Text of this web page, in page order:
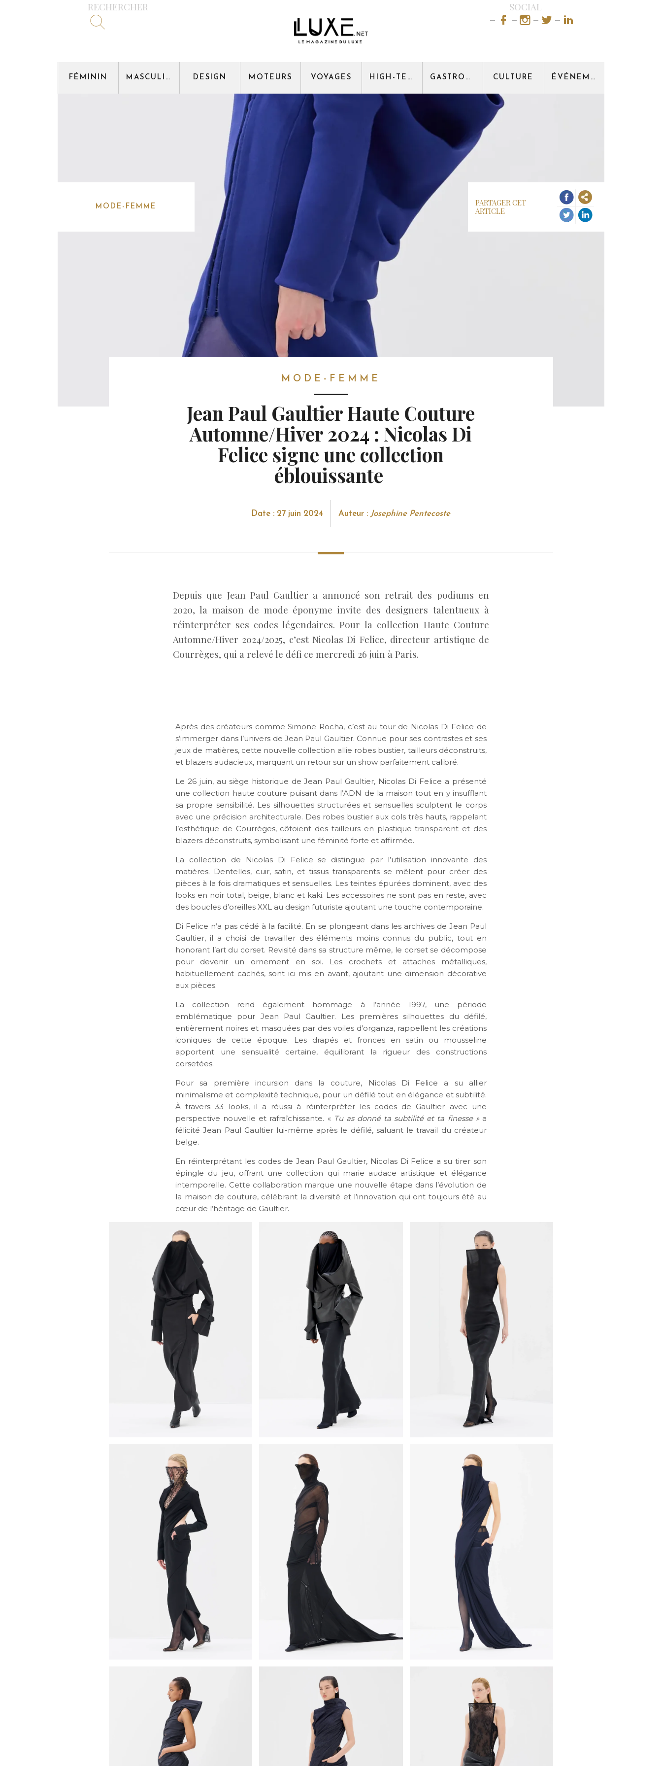
RECHERCHER SOCIAL
FÉMININ MASCULIN DESIGN MOTEURS VOYAGES HIGH-TECH GASTRONOMIE CULTURE ÉVÉNEMENT
MODE-FEMME
PARTAGER CET
ARTICLE
MODE-FEMME
Jean Paul Gaultier Haute Couture
Automne/Hiver 2024 : Nicolas Di
Felice signe une collection
éblouissante
Date : 27 juin 2024 Auteur : Josephine Pentecoste
Depuis que Jean Paul Gaultier a annoncé son retrait des podiums en
2020, la maison de mode éponyme invite des designers talentueux à
réinterpréter ses codes légendaires. Pour la collection Haute Couture
Automne/Hiver 2024/2025, c’est Nicolas Di Felice, directeur artistique de
Courrèges, qui a relevé le défi ce mercredi 26 juin à Paris.
Après des créateurs comme Simone Rocha, c’est au tour de Nicolas Di Felice de
s’immerger dans l’univers de Jean Paul Gaultier. Connue pour ses contrastes et ses
jeux de matières, cette nouvelle collection allie robes bustier, tailleurs déconstruits,
et blazers audacieux, marquant un retour sur un show parfaitement calibré.
Le 26 juin, au siège historique de Jean Paul Gaultier, Nicolas Di Felice a présenté
une collection haute couture puisant dans l’ADN de la maison tout en y insufflant
sa propre sensibilité. Les silhouettes structurées et sensuelles sculptent le corps
avec une précision architecturale. Des robes bustier aux cols très hauts, rappelant
l’esthétique de Courrèges, côtoient des tailleurs en plastique transparent et des
blazers déconstruits, symbolisant une féminité forte et affirmée.
La collection de Nicolas Di Felice se distingue par l’utilisation innovante des
matières. Dentelles, cuir, satin, et tissus transparents se mêlent pour créer des
pièces à la fois dramatiques et sensuelles. Les teintes épurées dominent, avec des
looks en noir total, beige, blanc et kaki. Les accessoires ne sont pas en reste, avec
des boucles d’oreilles XXL au design futuriste ajoutant une touche contemporaine.
Di Felice n’a pas cédé à la facilité. En se plongeant dans les archives de Jean Paul
Gaultier, il a choisi de travailler des éléments moins connus du public, tout en
honorant l’art du corset. Revisité dans sa structure même, le corset se décompose
pour devenir un ornement en soi. Les crochets et attaches métalliques,
habituellement cachés, sont ici mis en avant, ajoutant une dimension décorative
aux pièces.
La collection rend également hommage à l’année 1997, une période
emblématique pour Jean Paul Gaultier. Les premières silhouettes du défilé,
entièrement noires et masquées par des voiles d’organza, rappellent les créations
iconiques de cette époque. Les drapés et fronces en satin ou mousseline
apportent une sensualité certaine, équilibrant la rigueur des constructions
corsetées.
Pour sa première incursion dans la couture, Nicolas Di Felice a su allier
minimalisme et complexité technique, pour un défilé tout en élégance et subtilité.
À travers 33 looks, il a réussi à réinterpréter les codes de Gaultier avec une
perspective nouvelle et rafraîchissante. « Tu as donné ta subtilité et ta finesse »a
félicité Jean Paul Gaultier lui-même après le défilé, saluant le travail du créateur
belge.
En réinterprétant les codes de Jean Paul Gaultier, Nicolas Di Felice a su tirer son
épingle du jeu, offrant une collection qui marie audace artistique et élégance
intemporelle. Cette collaboration marque une nouvelle étape dans l’évolution de
la maison de couture, célébrant la diversité et l’innovation qui ont toujours été au
cœur de l’héritage de Gaultier.